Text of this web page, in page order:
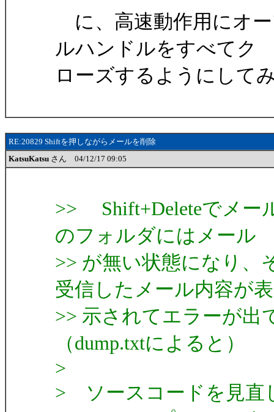
に、高速動作用にオ
ルハンドルをすべてク
ローズするようにして
RE:20829 Shiftを押しながらメールを削除
KatsuKatsu さん 04/12/17 09:05
>> Shift+Deleteでメー
のフォルダにはメール
>> が無い状態になり、
受信したメール内容が表
>> 示されてエラーが
（dump.txtによると）
>
> ソースコードを見直